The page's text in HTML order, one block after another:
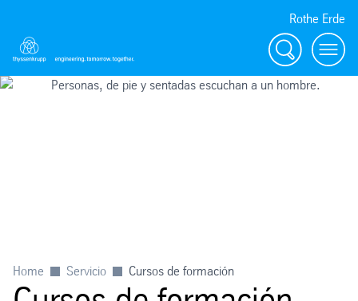
Rothe Erde
Buscar
Home Servicio Cursos de formación